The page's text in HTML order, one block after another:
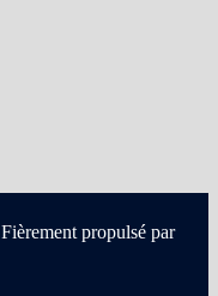
propulsé par